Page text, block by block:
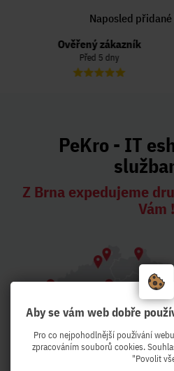
Naposled přidané
Ověřený zákazník
Před 5 dny
PeKro - IT
Z Brna expedujeme
Vám !
Aby se vám web dobře
Pro co nejpohodlnější používání
zpracováním souborů cookies.
"Povolit